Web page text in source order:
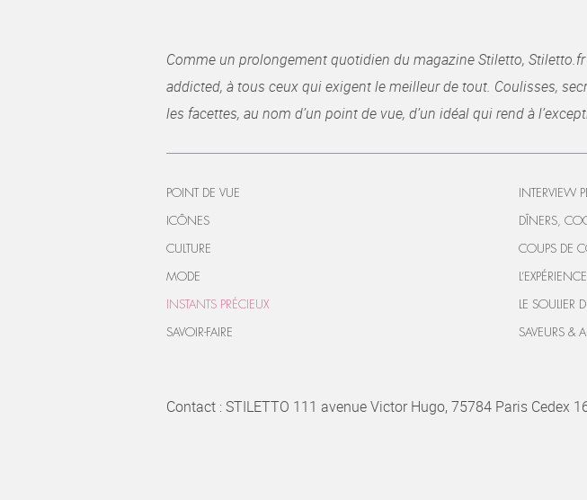
Comme un prolongement quotidien du magazine Stiletto,
addicted, à tous ceux qui exigent le meilleur de tout. Coulisses,
les facettes, au nom d’un point de vue, d’un idéal qui rend à
POINT DE VUE
ICÔNES
CULTURE
MODE
INSTANTS PRÉCIEUX
SAVOIR-FAIRE
INTERVIEW
DÎNERS,
COUPS DE
LE SOULIER
SAVEURS &
Contact : STILETTO 111 avenue Victor Hugo, 75784 Paris Cedex